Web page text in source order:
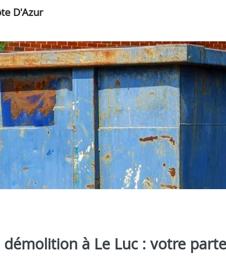
D'Azur
démolition à Le Luc : votre